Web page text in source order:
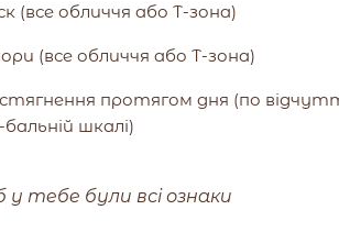
(все обличчя або Т-зона)
(все обличчя або Т-зона)
протягом дня (по
бальній шкалі)
тебе були всі ознаки